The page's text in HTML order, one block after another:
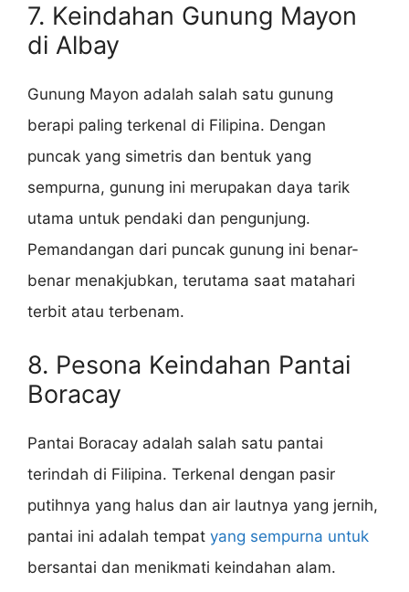
7. Keindahan Gunung Mayon
di Albay
Gunung Mayon adalah salah satu gunung
berapi paling terkenal di Filipina. Dengan
puncak yang simetris dan bentuk yang
sempurna, gunung ini merupakan daya tarik
utama untuk pendaki dan pengunjung.
Pemandangan dari puncak gunung ini benar-
benar menakjubkan, terutama saat matahari
terbit atau terbenam.
8. Pesona Keindahan Pantai
Boracay
Pantai Boracay adalah salah satu pantai
terindah di Filipina. Terkenal dengan pasir
putihnya yang halus dan air lautnya yang jernih,
pantai ini adalah tempat yang sempurna untuk
bersantai dan menikmati keindahan alam.